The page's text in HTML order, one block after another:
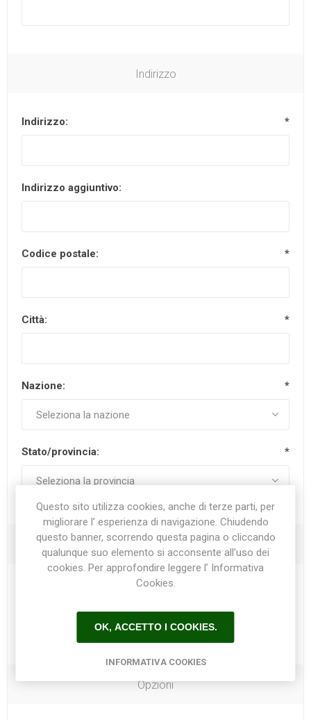
Indirizzo
Indirizzo: *
Indirizzo aggiuntivo:
Codice postale: *
Città: *
Nazione: *
Stato/provincia: *
Recapiti
Opzioni
Questo sito utilizza cookies, anche di terze parti, per
migliorare l’ esperienza di navigazione. Chiudendo
questo banner, scorrendo questa pagina o cliccando
qualunque suo elemento si acconsente all’uso dei
cookies. Per approfondire leggere l’ Informativa
Cookies.
OK, ACCETTO I COOKIES.
INFORMATIVA COOKIES